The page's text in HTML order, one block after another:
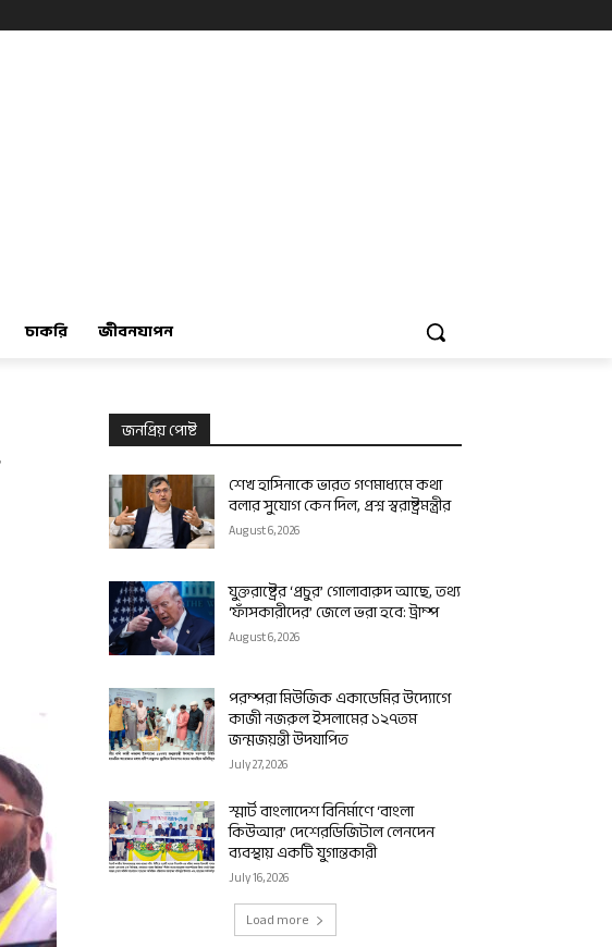
চাকরি জীবনযাপন
জনপ্রিয় পোষ্ট
শেখ হাসিনাকে ভারত গণমাধ্যমে কথা
বলার সুযোগ কেন দিল, প্রশ্ন স্বরাষ্ট্রমন্ত্রীর
August 6, 2026
যুক্তরাষ্ট্রের ‘প্রচুর’ গোলাবারুদ আছে, তথ্য
‘ফাঁসকারীদের’ জেলে ভরা হবে: ট্রাম্প
August 6, 2026
পরম্পরা মিউজিক একাডেমির উদ্যোগে
কাজী নজরুল ইসলামের ১২৭তম
জন্মজয়ন্তী উদযাপিত
July 27, 2026
স্মার্ট বাংলাদেশ বিনির্মাণে ‘বাংলা
কিউআর’ দেশেরডিজিটাল লেনদেন
ব্যবস্থায় একটি যুগান্তকারী
July 16, 2026
Load more